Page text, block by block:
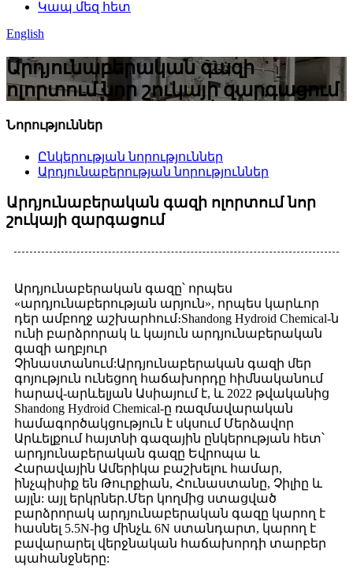
Կապ մեզ հետ
English
Արդյունաբերական գազի
ոլորտում նոր շուկայի զարգացում
Նորություններ
Ընկերության նորություններ
Արդյունաբերության նորություններ
Արդյունաբերական գազի ոլորտում նոր
շուկայի զարգացում
Արդյունաբերական գազը՝ որպես
«արդյունաբերության արյուն», որպես կարևոր
դեր ամբողջ աշխարհում։Shandong Hydroid Chemical-ն
ունի բարձրորակ և կայուն արդյունաբերական
գազի աղբյուր
Չինաստանում:Արդյունաբերական գազի մեր
գոյություն ունեցող հաճախորդը հիմնականում
հարավ-արևելյան Ասիայում է, և 2022 թվականից
Shandong Hydroid Chemical-ը ռազմավարական
համագործակցություն է սկսում Մերձավոր
Արևելքում հայտնի գազային ընկերության հետ՝
արդյունաբերական գազը Եվրոպա և
Հարավային Ամերիկա բաշխելու համար,
ինչպիսիք են Թուրքիան, Հունաստանը, Չիլիը և
այլն: այլ երկրներ.Մեր կողմից ստացված
բարձրորակ արդյունաբերական գազը կարող է
հասնել 5.5N-ից մինչև 6N ստանդարտ, կարող է
բավարարել վերջնական հաճախորդի տարբեր
պահանջները: